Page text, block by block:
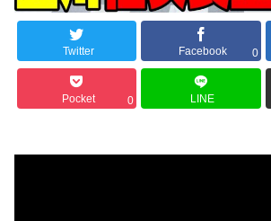
Twitter Facebook 0
Pocket 0 LINE